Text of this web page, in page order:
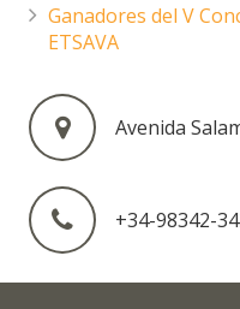
Ganadores del V
ETSAVA
Avenida
+34-98342-